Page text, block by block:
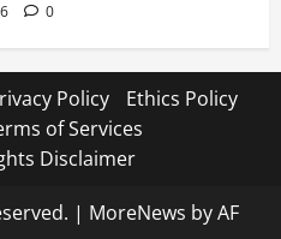
0
Policy
Ethics Policy
of Services
Disclaimer
| MoreNews by AF